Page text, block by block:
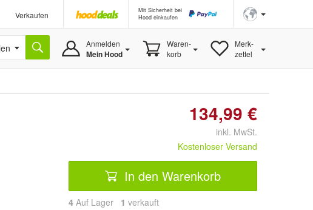
Verkaufen
Mit Sicherheit bei
Hood einkaufen
Anmelden
Mein Hood
Waren-
korb
Merk-
zettel
134,99 €
inkl. MwSt.
Kostenloser Versand
In den Warenkorb
4 Auf Lager 1 verkauft